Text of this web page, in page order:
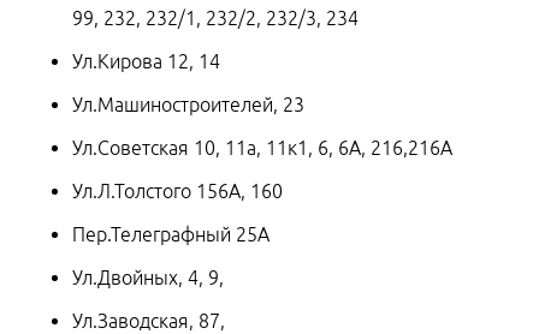
99, 232, 232/1, 232/2, 232/3, 234
Ул.Кирова 12, 14
Ул.Машиностроителей, 23
Ул.Советская 10, 11а, 11к1, 6, 6А, 216,216А
Ул.Л.Толстого 156А, 160
Пер.Телеграфный 25А
Ул.Двойных, 4, 9,
Ул.Заводская, 87,